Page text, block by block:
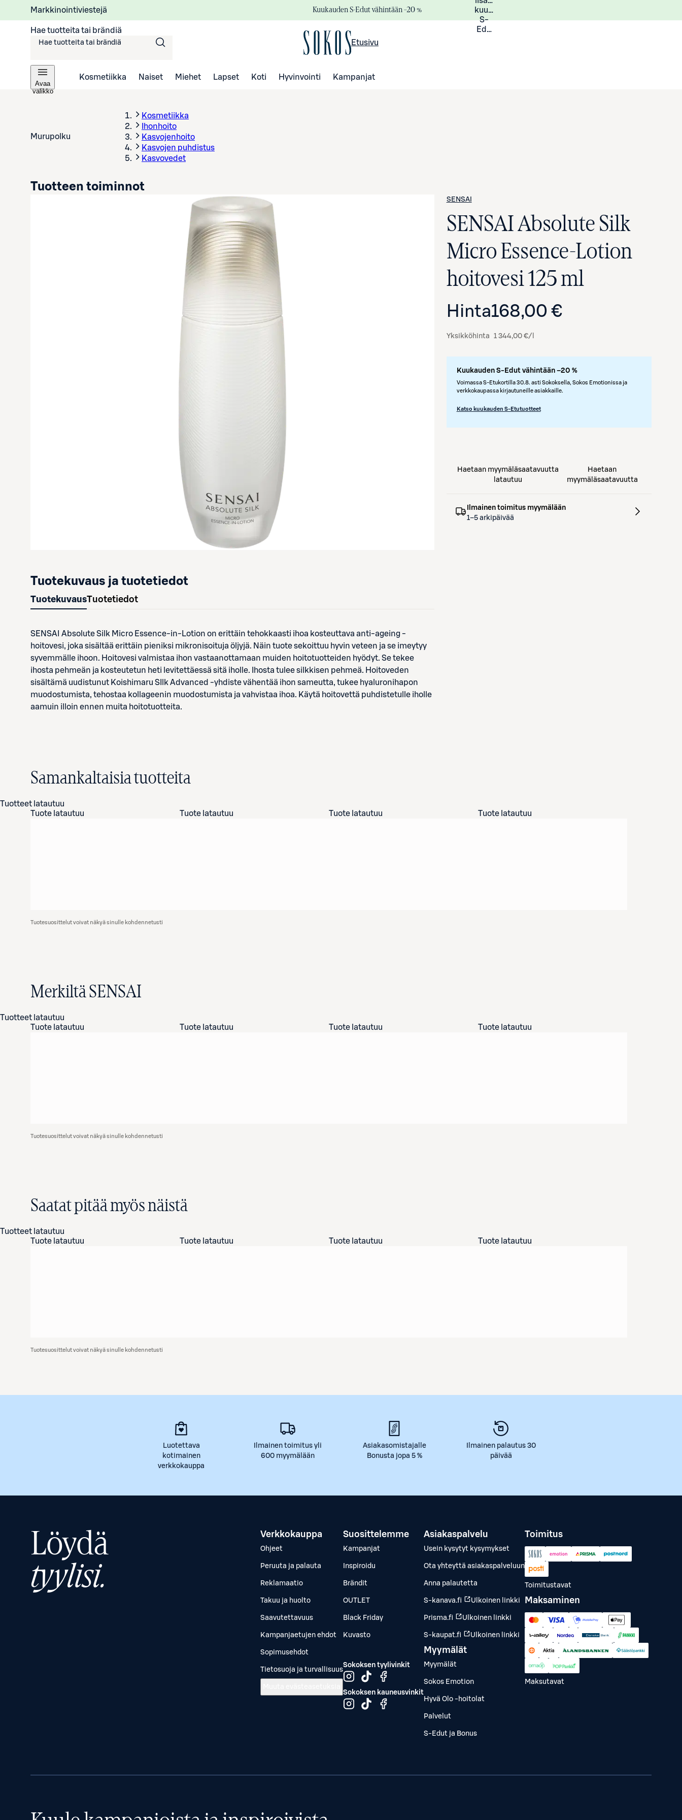
Markkinointiviestejä Kuukauden S-Edut vähintään –20 %
kuukauden
S-
Eduista
Hae tuotteita tai brändiä
Etusivu
Avaa
valikko
Kosmetiikka Naiset Miehet Lapset Koti Hyvinvointi Kampanjat
Murupolku
Kosmetiikka
Ihonhoito
Kasvojenhoito
Kasvojen puhdistus
Kasvovedet
SENSAI
SENSAI Absolute Silk
Micro Essence-Lotion
hoitovesi 125 ml
Hinta168,00 €
Yksikköhinta 1 344,00 €/l
Kuukauden S-Edut vähintään –20 %
Voimassa S-Etukortilla 30.8. asti Sokoksella, Sokos Emotionissa ja
verkkokaupassa kirjautuneille asiakkaille.
Katso kuukauden S-Etutuotteet
Tuotteen toiminnot
Haetaan myymäläsaatavuutta
latautuu
Haetaan
myymäläsaatavuutta
Ilmainen toimitus myymälään
1–5 arkipäivää
Tuotekuvaus ja tuotetiedot
TuotekuvausTuotetiedot
SENSAI Absolute Silk Micro Essence-in-Lotion on erittäin tehokkaasti ihoa kosteuttava anti-ageing -
hoitovesi, joka sisältää erittäin pieniksi mikronisoituja öljyjä. Näin tuote sekoittuu hyvin veteen ja se imeytyy
syvemmälle ihoon. Hoitovesi valmistaa ihon vastaanottamaan muiden hoitotuotteiden hyödyt. Se tekee
ihosta pehmeän ja kosteutetun heti levitettäessä sitä iholle. Ihosta tulee silkkisen pehmeä. Hoitoveden
sisältämä uudistunut Koishimaru SIlk Advanced -yhdiste vähentää ihon sameutta, tukee hyaluronihapon
muodostumista, tehostaa kollageenin muodostumista ja vahvistaa ihoa. Käytä hoitovettä puhdistetulle iholle
aamuin illoin ennen muita hoitotuotteita.
Samankaltaisia tuotteita
Tuotteet latautuu
Tuote latautuu
Tuote latautuu Tuote latautuu Tuote latautuu
Tuotesuosittelut voivat näkyä sinulle kohdennetusti
Merkiltä SENSAI
Tuotteet latautuu
Tuote latautuu
Tuote latautuu Tuote latautuu Tuote latautuu
Tuotesuosittelut voivat näkyä sinulle kohdennetusti
Saatat pitää myös näistä
Tuotteet latautuu
Tuote latautuu
Tuote latautuu Tuote latautuu Tuote latautuu
Tuotesuosittelut voivat näkyä sinulle kohdennetusti
Luotettava
kotimainen
verkkokauppa
Ilmainen toimitus yli
600 myymälään
Asiakasomistajalle
Bonusta jopa 5 %
Ilmainen palautus 30
päivää
Löydä
tyylisi.
Verkkokauppa
Ohjeet
Peruuta ja palauta
Reklamaatio
Takuu ja huolto
Saavutettavuus
Kampanjaetujen ehdot
Sopimusehdot
Tietosuoja ja turvallisuus
Suosittelemme
Kampanjat
Inspiroidu
Brändit
OUTLET
Black Friday
Kuvasto
Sokoksen tyylivinkit
Sokoksen kauneusvinkit
Asiakaspalvelu
Usein kysytyt kysymykset
Ota yhteyttä asiakaspalveluun
Anna palautetta
S-kanava.fi Ulkoinen linkki
Prisma.fi Ulkoinen linkki
S-kaupat.fi Ulkoinen linkki
Myymälät
Myymälät
Sokos Emotion
Hyvä Olo -hoitolat
Palvelut
S-Edut ja Bonus
Toimitus
Toimitustavat
Maksaminen
Maksutavat